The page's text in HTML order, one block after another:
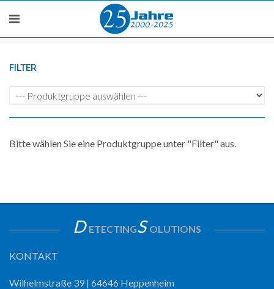
FILTER
Bitte wählen Sie eine Produktgruppe unter "Filter" aus.
D ETECTINGS OLUTIONS
KONTAKT
Wilhelmstraße 39 | 64646 Heppenheim